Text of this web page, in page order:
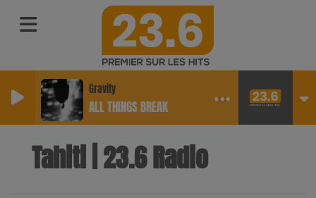
Gravity
ALL THINGS BREAK
Tahiti | 23.6 Radio